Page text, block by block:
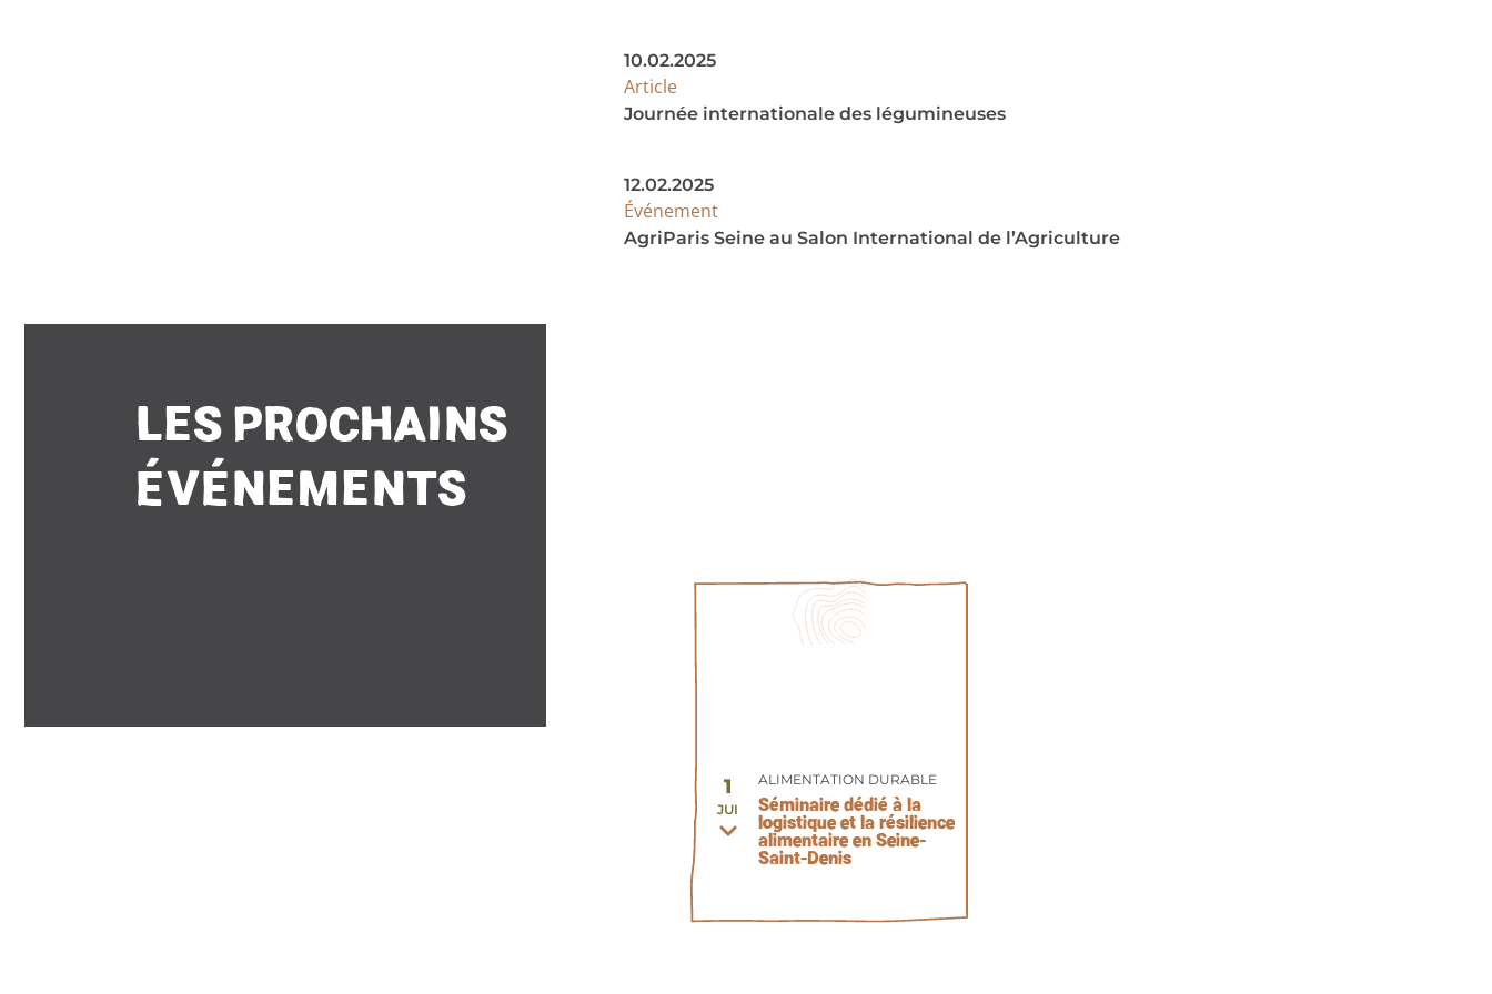
10.02.2025
Article
Journée internationale des légumineuses
12.02.2025
Événement
AgriParis Seine au Salon International de l’Agriculture
LES PROCHAINS
ÉVÉNEMENTS
1
JUI
ALIMENTATION DURABLE
Séminaire dédié à la
logistique et la résilience
alimentaire en Seine-
Saint-Denis